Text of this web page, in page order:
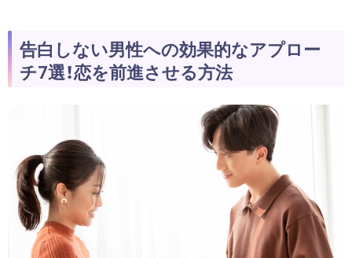
告白しない男性への効果的なアプロー
チ7選！恋を前進させる方法